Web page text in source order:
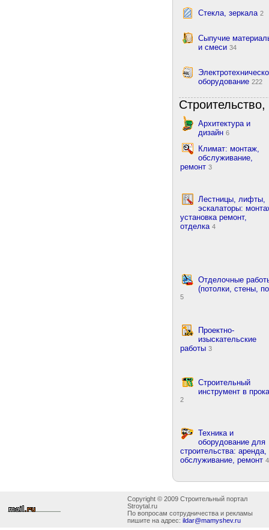
Стекла, зеркала 2
Сыпучие
и смеси 34
оборудование 222
Архитектура и
дизайн 6
Климат: монтаж,
обслуживание,
ремонт 3
Лестницы, лифты,
эскалаторы:
установка ремонт,
отделка 4
Отделочные
(потолки, стены,
5
Проектно-
изыскательские
работы 3
Строительный
инструмент в
2
Техника и
оборудование для
строительства: аренда,
обслуживание, ремонт
Copyright © 2009 Строительный портал
Stroytal.ru
По вопросам сотрудничества и рекламы
пишите на адрес: ildar@mamyshev.ru